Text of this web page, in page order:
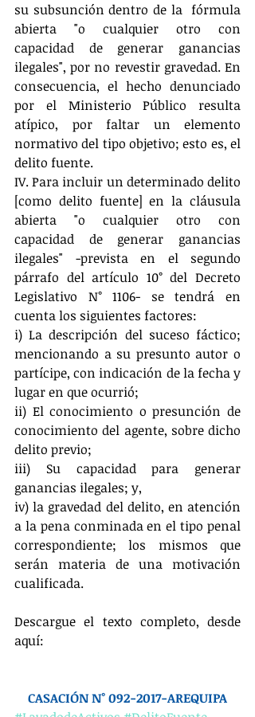
su subsunción dentro de la  fórmula
abierta "o cualquier otro con
capacidad de generar ganancias
ilegales", por no revestir gravedad. En
consecuencia, el hecho denunciado
por el Ministerio Público resulta
atípico, por faltar un elemento
normativo del tipo objetivo; esto es, el
delito fuente.
IV. Para incluir un determinado delito
[como delito fuente] en la cláusula
abierta "o cualquier otro con
capacidad de generar ganancias
ilegales" -prevista en el segundo
párrafo del artículo 10° del Decreto
Legislativo N° 1106- se tendrá en
cuenta los siguientes factores:
i) La descripción del suceso fáctico;
mencionando a su presunto autor o
partícipe, con indicación de la fecha y
lugar en que ocurrió;
ii) El conocimiento o presunción de
conocimiento del agente, sobre dicho
delito previo;
iii) Su capacidad para generar
ganancias ilegales; y,
iv) la gravedad del delito, en atención
a la pena conminada en el tipo penal
correspondiente; los mismos que
serán materia de una motivación
cualificada.
Descargue el texto completo, desde
aquí:
CASACIÓN N° 092-2017-AREQUIPA